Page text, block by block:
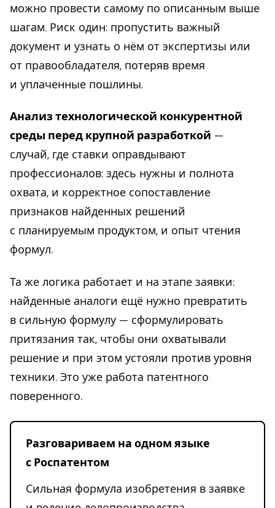
можно провести самому по описанным выше
шагам. Риск один: пропустить важный
документ и узнать о нём от экспертизы или
от правообладателя, потеряв время
и уплаченные пошлины.
Анализ технологической конкурентной
среды перед крупной разработкой —
случай, где ставки оправдывают
профессионалов: здесь нужны и полнота
охвата, и корректное сопоставление
признаков найденных решений
с планируемым продуктом, и опыт чтения
формул.
Та же логика работает и на этапе заявки:
найденные аналоги ещё нужно превратить
в сильную формулу — сформулировать
притязания так, чтобы они охватывали
решение и при этом устояли против уровня
техники. Это уже работа патентного
поверенного.
Разговариваем на одном языке
с Роспатентом
Сильная формула изобретения в заявке